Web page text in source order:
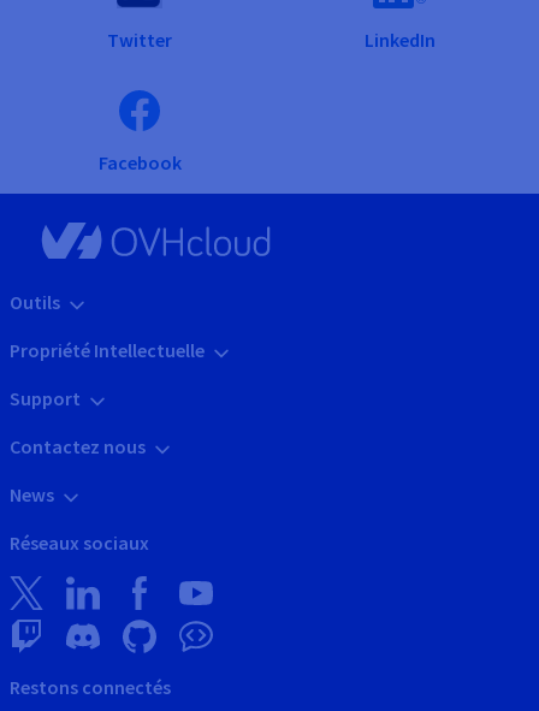
Twitter LinkedIn
Facebook
Outils
Propriété Intellectuelle
Support
Contactez nous
News
Réseaux sociaux
Restons connectés